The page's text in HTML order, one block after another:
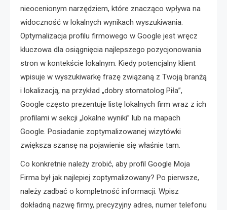
nieocenionym narzędziem, które znacząco wpływa na
widoczność w lokalnych wynikach wyszukiwania.
Optymalizacja profilu firmowego w Google jest wręcz
kluczowa dla osiągnięcia najlepszego pozycjonowania
stron w kontekście lokalnym. Kiedy potencjalny klient
wpisuje w wyszukiwarkę frazę związaną z Twoją branżą
i lokalizacją, na przykład „dobry stomatolog Piła”,
Google często prezentuje listę lokalnych firm wraz z ich
profilami w sekcji „lokalne wyniki” lub na mapach
Google. Posiadanie zoptymalizowanej wizytówki
zwiększa szansę na pojawienie się właśnie tam.
Co konkretnie należy zrobić, aby profil Google Moja
Firma był jak najlepiej zoptymalizowany? Po pierwsze,
należy zadbać o kompletność informacji. Wpisz
dokładną nazwę firmy, precyzyjny adres, numer telefonu